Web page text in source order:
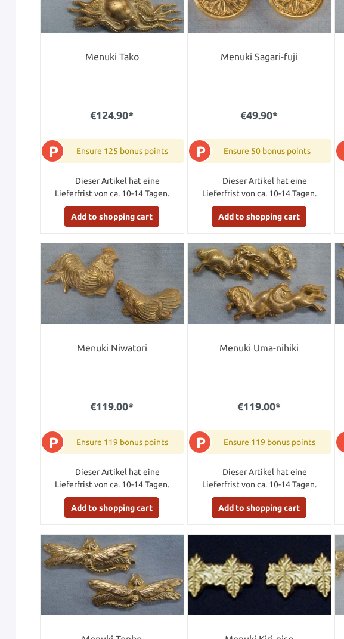
Menuki Tako
€124.90*
P Ensure 125 bonus points
Dieser Artikel hat eine
Lieferfrist von ca. 10-14 Tagen.
Add to shopping cart
Menuki Sagari-fuji
€49.90*
P Ensure 50 bonus points
Dieser Artikel hat eine
Lieferfrist von ca. 10-14 Tagen.
Add to shopping cart
Menuki Niwatori
€119.00*
P Ensure 119 bonus points
Dieser Artikel hat eine
Lieferfrist von ca. 10-14 Tagen.
Add to shopping cart
Menuki Uma-nihiki
€119.00*
P Ensure 119 bonus points
Dieser Artikel hat eine
Lieferfrist von ca. 10-14 Tagen.
Add to shopping cart